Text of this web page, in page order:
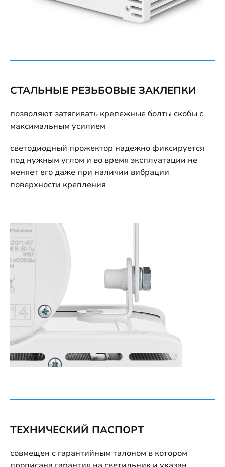
СТАЛЬНЫЕ РЕЗЬБОВЫЕ ЗАКЛЕПКИ
позволяют затягивать крепежные болты скобы с
максимальным усилием
светодиодный прожектор надежно фиксируется
под нужным углом и во время эксплуатации не
меняет его даже при наличии вибрации
поверхности крепления
ТЕХНИЧЕСКИЙ ПАСПОРТ
совмещен с гарантийным талоном в котором